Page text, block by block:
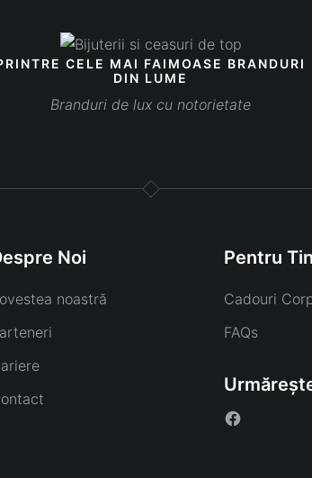
CELE MAI FAIMOASE BRANDURI
DIN LUME
Branduri de lux cu notorietate
Noi
noastră
Pentru
Cadouri
FAQs